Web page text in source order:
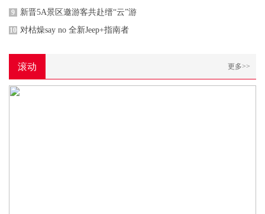
9 新晋5A景区邀游客共赴缙“云”游
10 对枯燥say no 全新Jeep+指南者
滚动 更多>>